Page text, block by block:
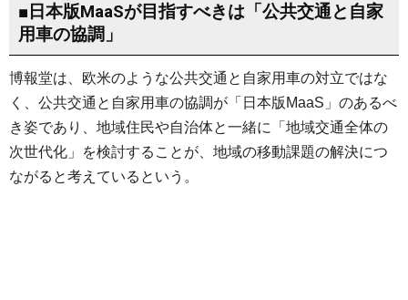
■日本版MaaSが目指すべきは「公共交通と自家
用車の協調」
博報堂は、欧米のような公共交通と自家用車の対立ではな
く、公共交通と自家用車の協調が「日本版MaaS」のあるべ
き姿であり、地域住民や自治体と一緒に「地域交通全体の
次世代化」を検討することが、地域の移動課題の解決につ
ながると考えているという。